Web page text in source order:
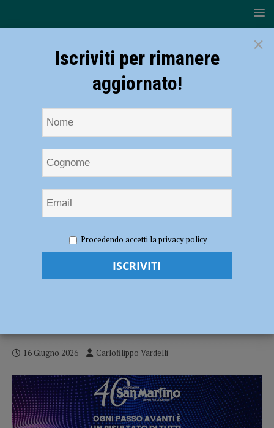
Piacenza brilla al “Meeting Città di Piacenza”: festa di sport,
volontariato e grandi prestazioni
Atletica – Piacenza brilla al “Meeting
16 Giugno 2026 Carlofilippo Vardelli
×
Iscriviti per rimanere
aggiornato!
Procedendo accetti la privacy policy